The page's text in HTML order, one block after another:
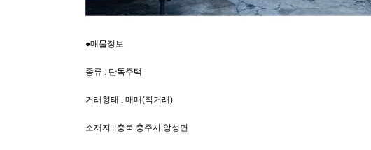
​●매물정보
종류 : 단독주택
거래형태 : 매매(직거래)
소재지 : 충북 충주시 앙성면